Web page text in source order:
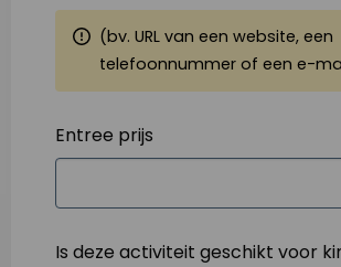
(bv. URL van een website, een
telefoonnummer of een e-
Entree prijs
Is deze activiteit geschikt voor